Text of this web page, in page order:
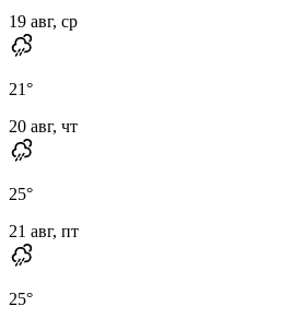
19 авг, ср
21°
20 авг, чт
25°
21 авг, пт
25°